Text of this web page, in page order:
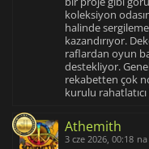
koleksiyon
halinde
kazandırıyor.
raflardan oyun
destekliyor.
rekabetten çok
kurulu
Athemith
3 cze 2026, 00:18 na